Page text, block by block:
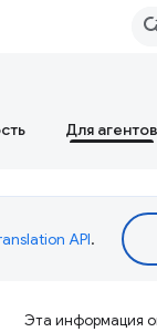
Для агентов
API.
Эта информация